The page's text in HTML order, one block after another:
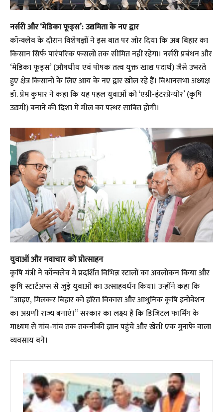
नर्सरी और ‘मेडिका फूड्स’: उद्यमिता के नए द्वार
​कॉन्क्लेव के दौरान विशेषज्ञों ने इस बात पर जोर दिया कि अब बिहार का
किसान सिर्फ पारंपरिक फसलों तक सीमित नहीं रहेगा। नर्सरी प्रबंधन और
‘मेडिका फूड्स’ (औषधीय एवं पोषक तत्व युक्त खाद्य पदार्थ) जैसे उभरते
हुए क्षेत्र किसानों के लिए आय के नए द्वार खोल रहे हैं। विधानसभा अध्यक्ष
डॉ. प्रेम कुमार ने कहा कि यह पहल युवाओं को ‘एग्री-इंटरप्रेन्योर’ (कृषि
उद्यमी) बनाने की दिशा में मील का पत्थर साबित होगी।
युवाओं और नवाचार को प्रोत्साहन
​कृषि मंत्री ने कॉन्क्लेव में प्रदर्शित विभिन्न स्टालों का अवलोकन किया और
कृषि स्टार्टअप्स से जुड़े युवाओं का उत्साहवर्धन किया। उन्होंने कहा कि
“आइए, मिलकर बिहार को हरित विकास और आधुनिक कृषि इनोवेशन
का अग्रणी राज्य बनाएं।” सरकार का लक्ष्य है कि डिजिटल फार्मिंग के
माध्यम से गांव-गांव तक तकनीकी ज्ञान पहुंचे और खेती एक मुनाफे वाला
व्यवसाय बने।